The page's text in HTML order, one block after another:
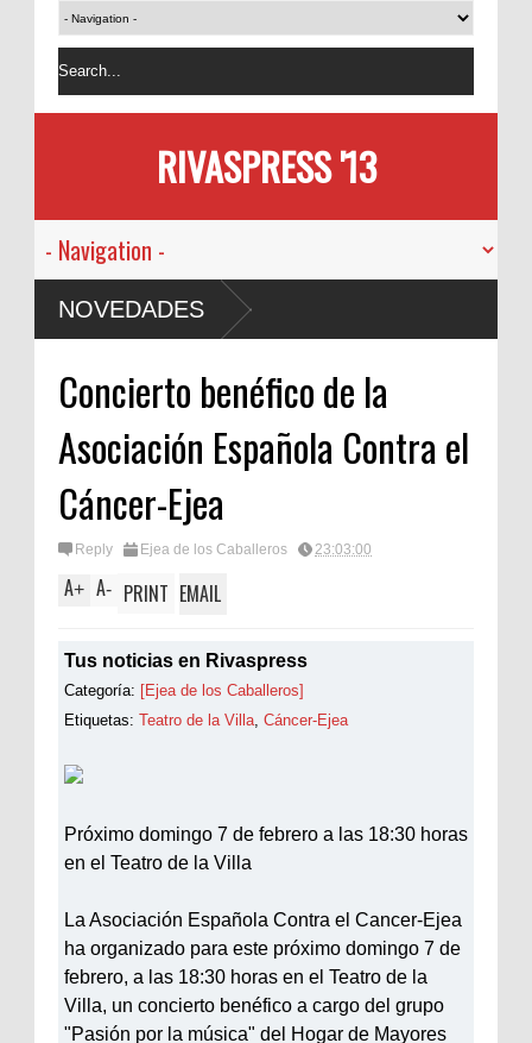
RIVASPRESS '13
NOVEDADES
Concierto benéfico de la
Asociación Española Contra el
Cáncer-Ejea
Reply Ejea de los Caballeros 23:03:00
A+ A- PRINT EMAIL
Tus noticias en Rivaspress
Categoría: [Ejea de los Caballeros]
Etiquetas: Teatro de la Villa Cáncer-Ejea
Próximo domingo 7 de febrero a las 18:30 horas
en el Teatro de la Villa
La Asociación Española Contra el Cancer-Ejea
ha organizado para este próximo domingo 7 de
febrero, a las 18:30 horas en el Teatro de la
Villa, un concierto benéfico a cargo del grupo
"Pasión por la música" del Hogar de Mayores